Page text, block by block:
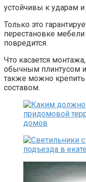
устойчивы к ударам
Только это
перестановке
повредится.
Что касается
обычным плинтусом и
также можно
составом.